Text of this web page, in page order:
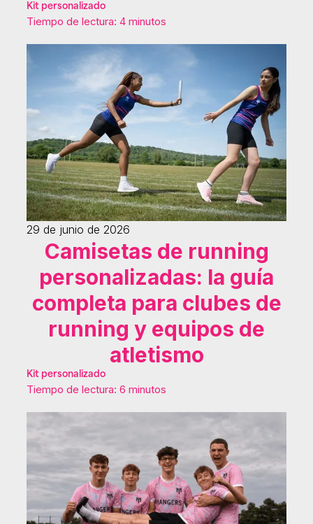
Kit personalizado
Tiempo de lectura: 4 minutos
29 de junio de 2026
Camisetas de running
personalizadas: la guía
completa para clubes de
running y equipos de
atletismo
Kit personalizado
Tiempo de lectura: 6 minutos